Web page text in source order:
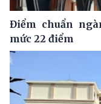
Điểm chuẩn
mức 22 điểm